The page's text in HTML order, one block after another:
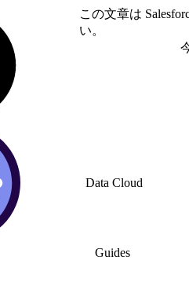
この文章は
い。
Data Cloud
Guides